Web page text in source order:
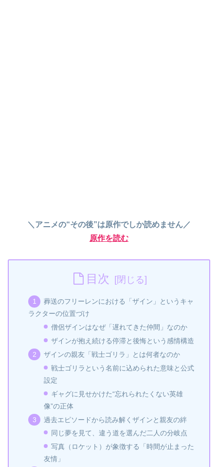
＼アニメの“その後”は原作でしか読めません／
原作を読む
目次
葬送のフリーレンにおける「ザイン」というキャ
ラクターの位置づけ
僧侶ザインはなぜ「遅れてきた仲間」なのか
ザインが抱え続ける停滞と後悔という感情構造
ザインの親友「戦士ゴリラ」とは何者なのか
戦士ゴリラという名前に込められた意味と公式
設定
ギャグに見せかけた“忘れられたくない英雄
像”の正体
過去エピソードから読み解くザインと親友の絆
同じ夢を見て、違う道を選んだ二人の分岐点
写真（ロケット）が象徴する「時間が止まった
友情」